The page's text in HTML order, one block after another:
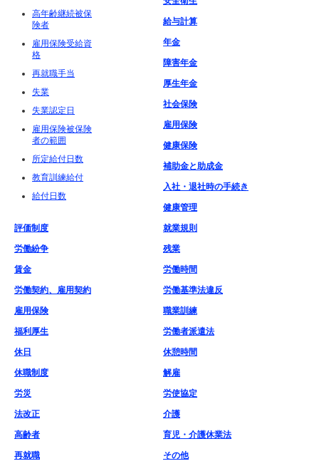
高年齢継続被保
険者
雇用保険受給資
格
再就職手当
失業
失業認定日
雇用保険被保険
者の範囲
所定給付日数
教育訓練給付
給付日数
給与計算
年金
障害年金
厚生年金
社会保険
雇用保険
健康保険
補助金と助成金
入社・退社時の手続き
健康管理
評価制度 就業規則
労働紛争 残業
賃金 労働時間
労働契約、雇用契約 労働基準法違反
雇用保険 職業訓練
福利厚生 労働者派遣法
休日 休憩時間
休職制度 解雇
労災 労使協定
法改正 介護
高齢者 育児・介護休業法
再就職 その他